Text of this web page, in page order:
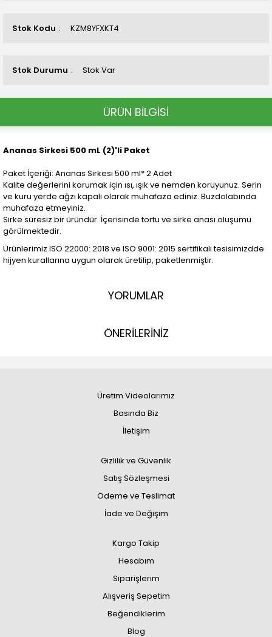
Stok Kodu KZM8YFXKT4
Stok Durumu Stok Var
ÜRÜN BİLGİSİ
Ananas Sirkesi 500 mL (2)'li Paket
Paket İçeriği: Ananas Sirkesi 500 ml* 2 Adet
Kalite değerlerini korumak için ısı, ışık ve nemden koruyunuz. Serin
ve kuru yerde ağzı kapalı olarak muhafaza ediniz. Buzdolabında
muhafaza etmeyiniz.
Sirke süresiz bir üründür. İçerisinde tortu ve sirke anası oluşumu
görülmektedir.
Ürünlerimiz ISO 22000: 2018 ve ISO 9001: 2015 sertifikalı tesisimizdde
hijyen kurallarına uygun olarak üretilip, paketlenmiştir.
YORUMLAR
ÖNERİLERİNİZ
Üretim Videolarımız
Basında Biz
İletişim
Gizlilik ve Güvenlik
Satış Sözleşmesi
Ödeme ve Teslimat
İade ve Değişim
Kargo Takip
Hesabım
Siparişlerim
Alışveriş Sepetim
Beğendiklerim
Blog